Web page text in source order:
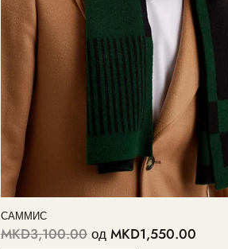
САММИС
MKD3,100.00од MKD1,550.00